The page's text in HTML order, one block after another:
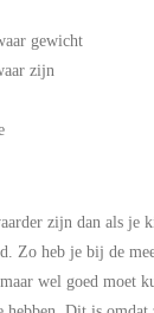
gewicht
zijn
zijn dan als je
Zo heb je bij de
wel goed moet